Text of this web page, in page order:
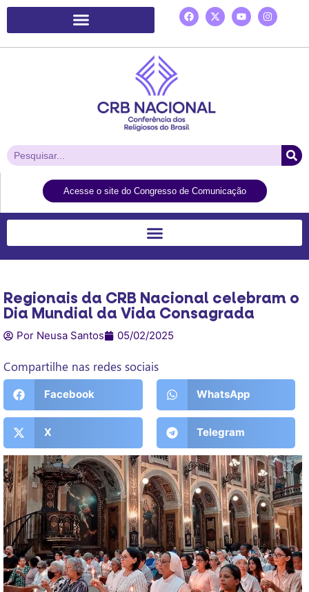
Acesse o site do Congresso de Comunicação
Regionais da CRB Nacional celebram o
Dia Mundial da Vida Consagrada
Por Neusa Santos 05/02/2025
Compartilhe nas redes sociais
Facebook WhatsApp
X Telegram